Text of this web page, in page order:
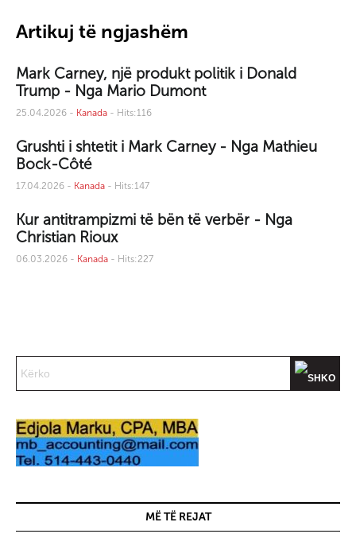
Artikuj të ngjashëm
Mark Carney, një produkt politik i Donald
Trump - Nga Mario Dumont
25.04.2026 - Kanada - Hits:116
Grushti i shtetit i Mark Carney - Nga Mathieu
Bock-Côté
17.04.2026 - Kanada - Hits:147
Kur antitrampizmi të bën të verbër - Nga
Christian Rioux
06.03.2026 - Kanada - Hits:227
MË TË REJAT